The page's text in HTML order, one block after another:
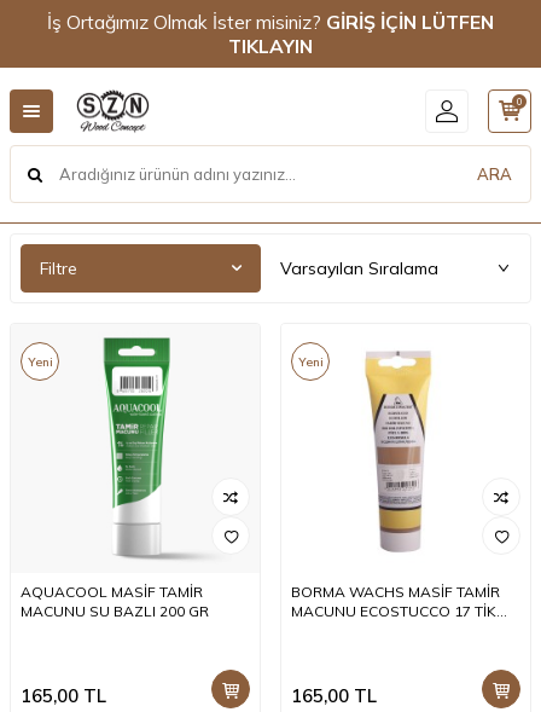
İş Ortağımız Olmak İster misiniz? GİRİŞ İÇİN LÜTFEN
TIKLAYIN
ARA
0
Filtre
Yeni
AQUACOOL MASİF TAMİR
MACUNU SU BAZLI 200 GR
165,00 TL
Yeni
BORMA WACHS MASİF TAMİR
MACUNU ECOSTUCCO 17 TİK
165,00 TL